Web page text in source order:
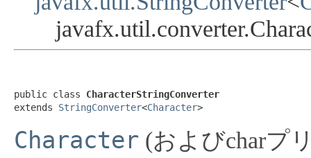
public class CharacterStringConverter
extends StringConverter<Character>
Character (およびcharプ